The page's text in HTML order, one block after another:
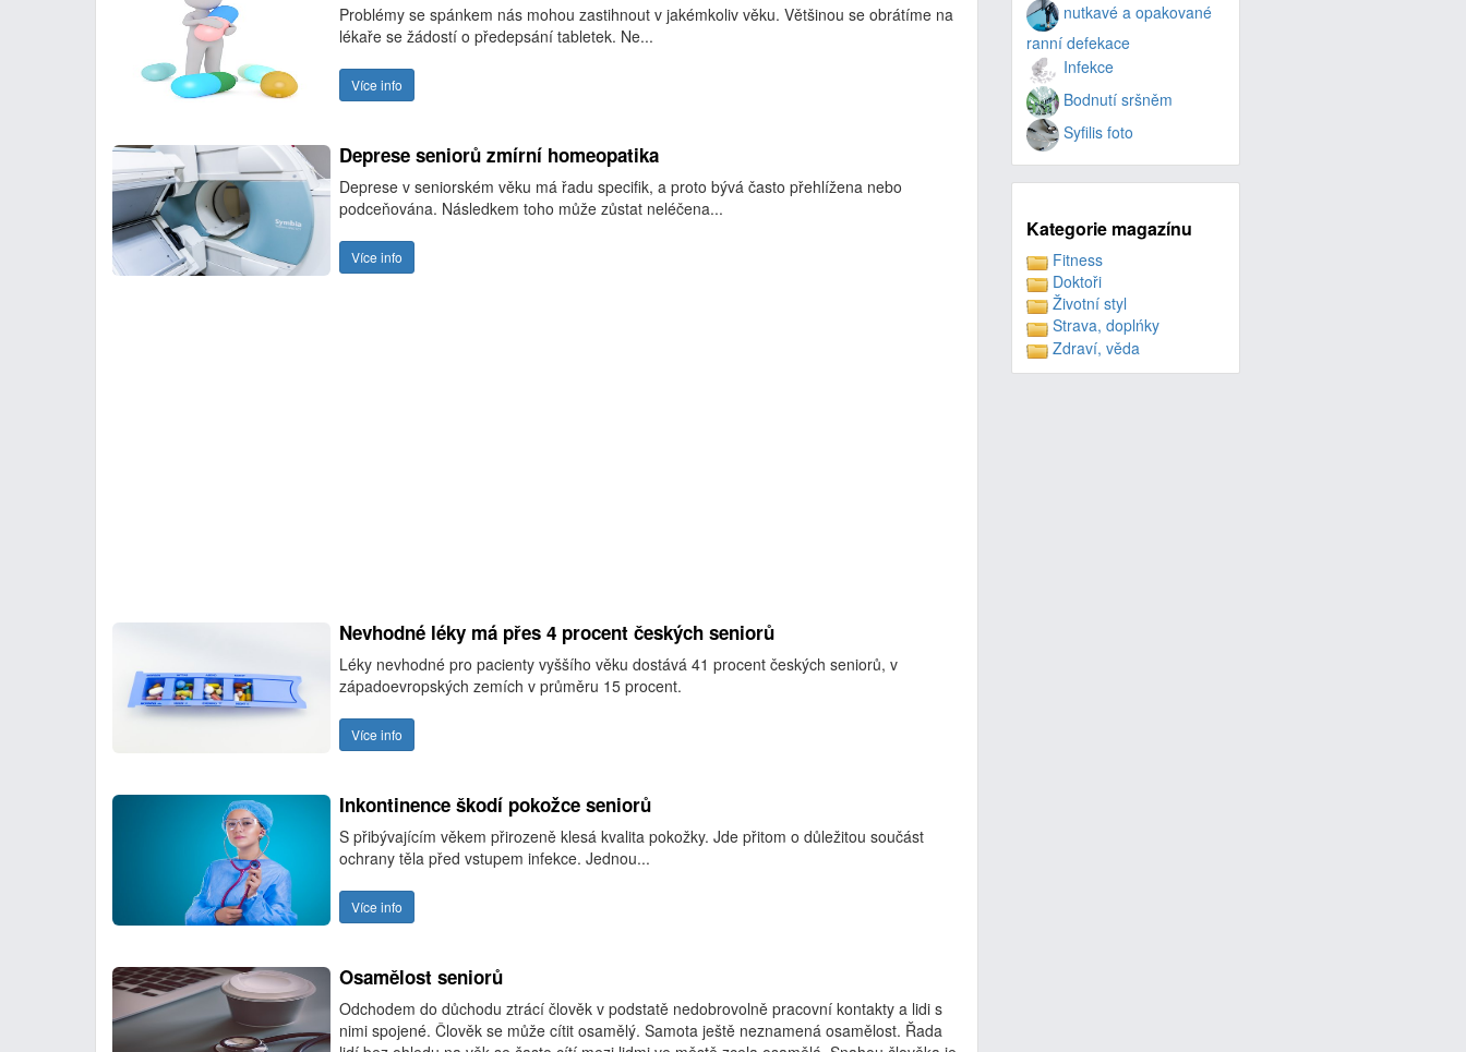
Problémy se spánkem nás mohou zastihnout v jakémkoliv věku. Většinou se obrátíme na
lékaře se žádostí o předepsání tabletek. Ne...
Více info
Deprese seniorů zmírní homeopatika
Deprese v seniorském věku má řadu specifik, a proto bývá často přehlížena nebo
podceňována. Následkem toho může zůstat neléčena...
Více info
Nevhodné léky má přes 4 procent českých seniorů
Léky nevhodné pro pacienty vyššího věku dostává 41 procent českých seniorů, v
západoevropských zemích v průměru 15 procent.
Více info
Inkontinence škodí pokožce seniorů
S přibývajícím věkem přirozeně klesá kvalita pokožky. Jde přitom o důležitou součást
ochrany těla před vstupem infekce. Jednou...
Více info
Osamělost seniorů
Odchodem do důchodu ztrácí člověk v podstatě nedobrovolně pracovní kontakty a lidi s
nimi spojené. Člověk se může cítit osamělý. Samota ještě neznamená osamělost. Řada
nutkavé a opakované
ranní defekace
Infekce
Bodnutí sršněm
Syfilis foto
Kategorie magazínu
Fitness
Doktoři
Životní styl
Strava, doplńky
Zdraví, věda